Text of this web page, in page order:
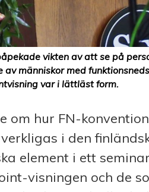
vikten av att se på
människor med
var i lättläst form.
om hur FN-
i den
element i ett
visningen och de